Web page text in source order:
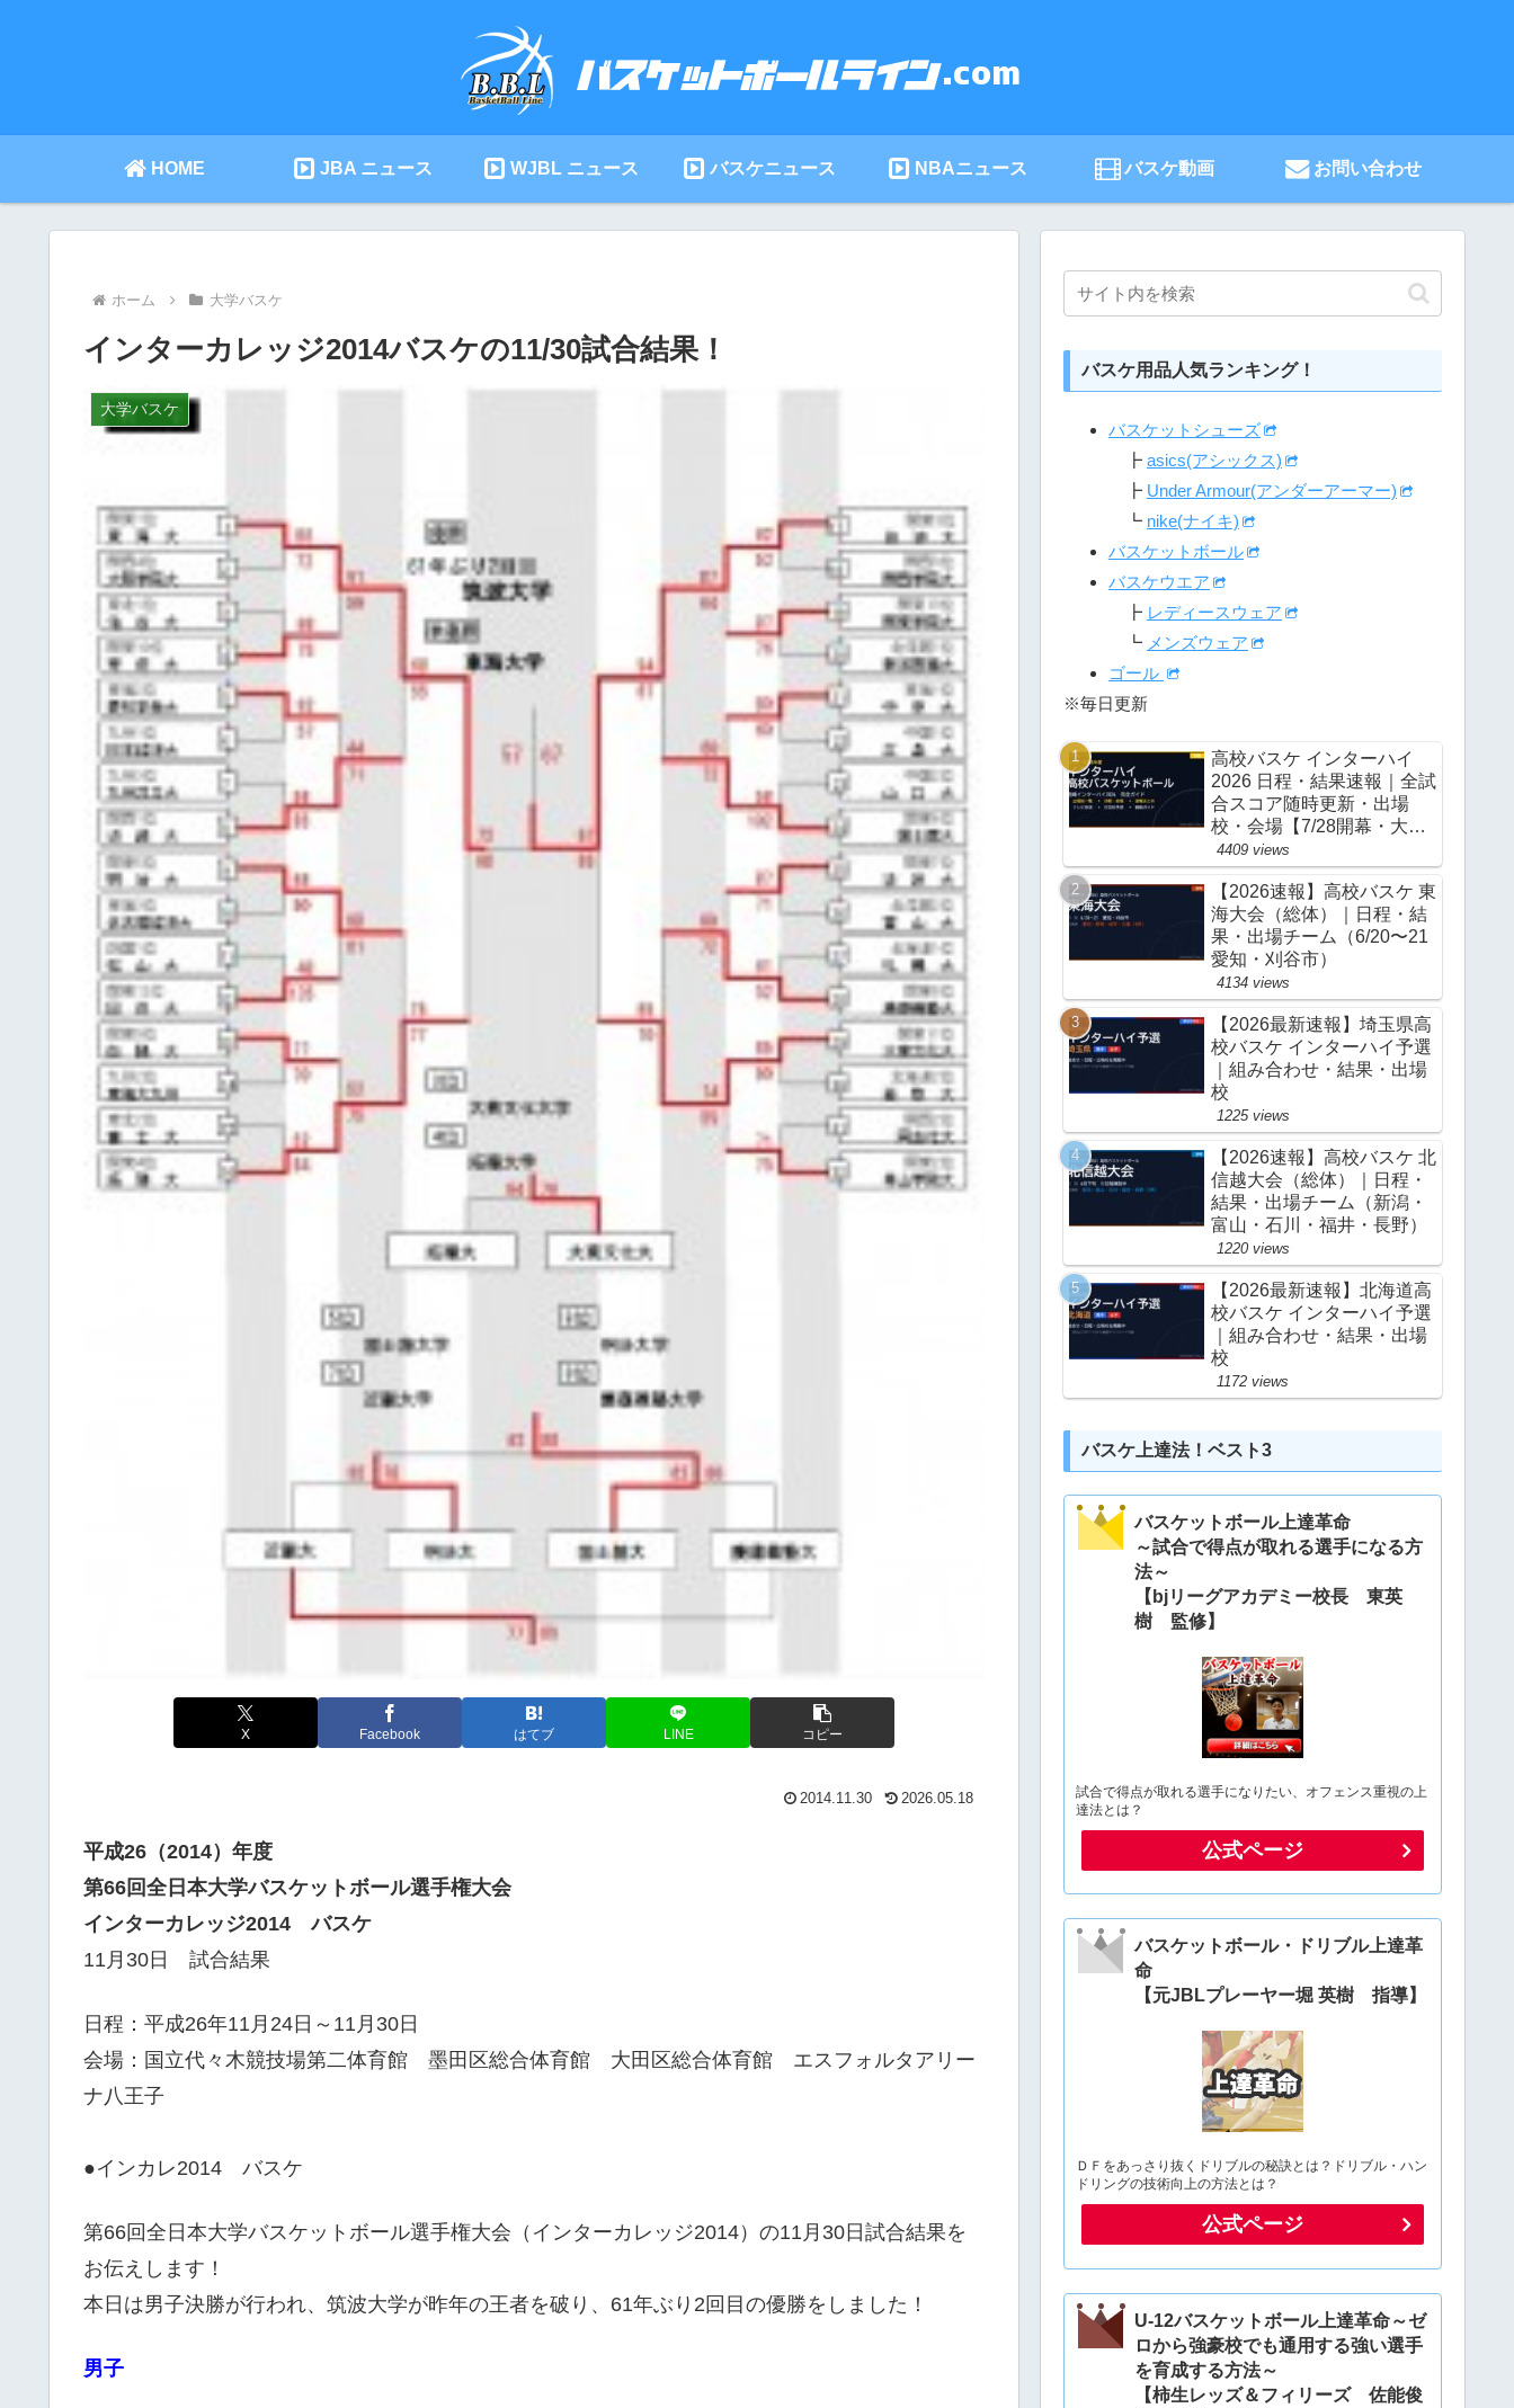
HOME JBA ニュース WJBL ニュース バスケニュース NBAニュース バスケ動画 お問い合わせ
ホーム 大学バスケ
インターカレッジ2014バスケの11/30試合結果！
大学バスケ
X Facebook はてブ LINE コピー
2014.11.30 2026.05.18
平成26（2014）年度
第66回全日本大学バスケットボール選手権大会
インターカレッジ2014 バスケ
11月30日 試合結果
日程：平成26年11月24日～11月30日
会場：国立代々木競技場第二体育館 墨田区総合体育館 大田区総合体育館 エスフォルタアリー
ナ八王子
●インカレ2014 バスケ
第66回全日本大学バスケットボール選手権大会（インターカレッジ2014）の11月30日試合結果を
お伝えします！
本日は男子決勝が行われ、筑波大学が昨年の王者を破り、61年ぶり2回目の優勝をしました！
男子
バスケ用品人気ランキング！
バスケットシューズ
┣ asics(アシックス)
┣ Under Armour(アンダーアーマー)
┗ nike(ナイキ)
バスケットボール
バスケウエア
┣ レディースウェア
┗ メンズウェア
ゴール
※毎日更新
高校バスケ インターハイ
2026 日程・結果速報｜全試
合スコア随時更新・出場
校・会場【7/28開幕・大
阪】
4409 views
【2026速報】高校バスケ 東
海大会（総体）｜日程・結
果・出場チーム（6/20〜21
愛知・刈谷市）
4134 views
【2026最新速報】埼玉県高
校バスケ インターハイ予選
｜組み合わせ・結果・出場
校
1225 views
【2026速報】高校バスケ 北
信越大会（総体）｜日程・
結果・出場チーム（新潟・
富山・石川・福井・長野）
1220 views
【2026最新速報】北海道高
校バスケ インターハイ予選
｜組み合わせ・結果・出場
校
1172 views
バスケ上達法！ベスト3
バスケットボール上達革命
～試合で得点が取れる選手になる方
法～
【bjリーグアカデミー校長 東英
樹 監修】
試合で得点が取れる選手になりたい、オフェンス重視の上
達法とは？
公式ページ
バスケットボール・ドリブル上達革
命
【元JBLプレーヤー堀 英樹 指導】
ＤＦをあっさり抜くドリブルの秘訣とは？ドリブル・ハン
ドリングの技術向上の方法とは？
公式ページ
U-12バスケットボール上達革命～ゼ
ロから強豪校でも通用する強い選手
を育成する方法～
【柿生レッズ＆フィリーズ 佐能俊